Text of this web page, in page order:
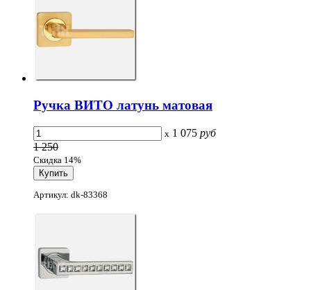
Ручка ВИТО латунь матовая
x 1 075 руб
1 250
Скидка 14%
Артикул: dk-83368